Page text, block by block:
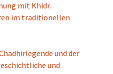
mit Khidr.
im traditionellen
und der
und